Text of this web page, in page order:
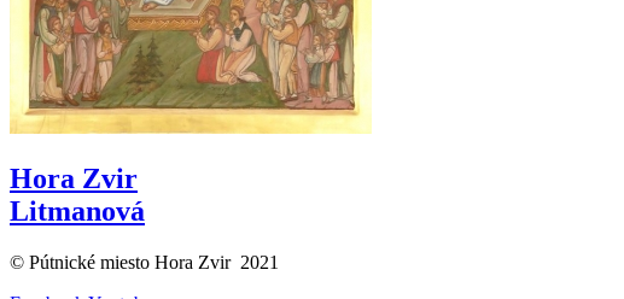
Hora Zvir
Litmanová
© Pútnické miesto Hora Zvir 2021